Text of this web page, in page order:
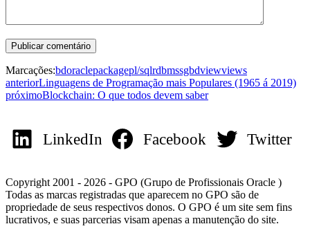
Marcações:bdoraclepackagepl/sqlrdbmssgbdviewviews
anteriorLinguagens de Programação mais Populares (1965 á 2019)
próximoBlockchain: O que todos devem saber
LinkedIn Facebook Twitter
Copyright 2001 - 2026 - GPO (Grupo de Profissionais Oracle )
Todas as marcas registradas que aparecem no GPO são de
propriedade de seus respectivos donos. O GPO é um site sem fins
lucrativos, e suas parcerias visam apenas a manutenção do site.